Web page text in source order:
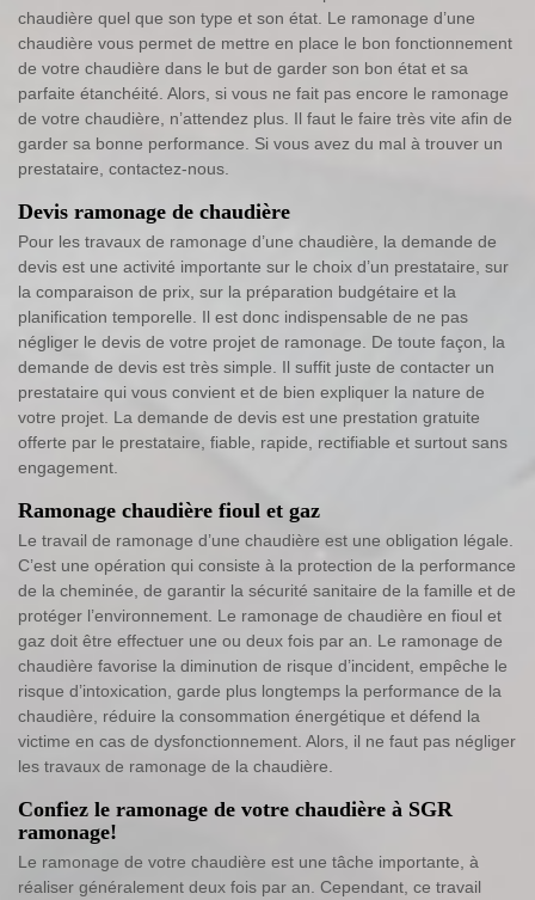
chaudière quel que son type et son état. Le ramonage d’une
chaudière vous permet de mettre en place le bon fonctionnement
de votre chaudière dans le but de garder son bon état et sa
parfaite étanchéité. Alors, si vous ne fait pas encore le ramonage
de votre chaudière, n’attendez plus. Il faut le faire très vite afin de
garder sa bonne performance. Si vous avez du mal à trouver un
prestataire, contactez-nous.
Devis ramonage de chaudière
Pour les travaux de ramonage d’une chaudière, la demande de
devis est une activité importante sur le choix d’un prestataire, sur
la comparaison de prix, sur la préparation budgétaire et la
planification temporelle. Il est donc indispensable de ne pas
négliger le devis de votre projet de ramonage. De toute façon, la
demande de devis est très simple. Il suffit juste de contacter un
prestataire qui vous convient et de bien expliquer la nature de
votre projet. La demande de devis est une prestation gratuite
offerte par le prestataire, fiable, rapide, rectifiable et surtout sans
engagement.
Ramonage chaudière fioul et gaz
Le travail de ramonage d’une chaudière est une obligation légale.
C’est une opération qui consiste à la protection de la performance
de la cheminée, de garantir la sécurité sanitaire de la famille et de
protéger l’environnement. Le ramonage de chaudière en fioul et
gaz doit être effectuer une ou deux fois par an. Le ramonage de
chaudière favorise la diminution de risque d’incident, empêche le
risque d’intoxication, garde plus longtemps la performance de la
chaudière, réduire la consommation énergétique et défend la
victime en cas de dysfonctionnement. Alors, il ne faut pas négliger
les travaux de ramonage de la chaudière.
Confiez le ramonage de votre chaudière à SGR
ramonage!
Le ramonage de votre chaudière est une tâche importante, à
réaliser généralement deux fois par an. Cependant, ce travail